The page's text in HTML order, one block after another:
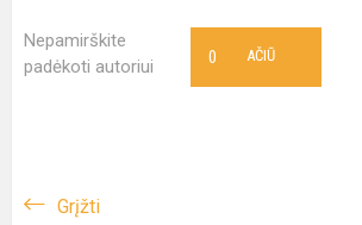
Nepamirškite
padėkoti autoriui
AČIŪ
0
Grįžti